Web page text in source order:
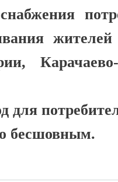
для
бесшовным.